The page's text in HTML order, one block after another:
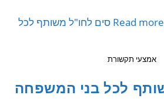
אמצעי תקשורת
לכל בני המשפחה